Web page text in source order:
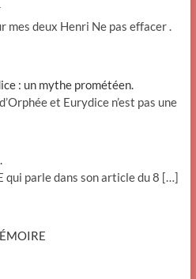
mes deux Henri Ne pas effacer .
: un mythe prométéen.
et Eurydice n’est pas une
qui parle dans son article du 8 […]